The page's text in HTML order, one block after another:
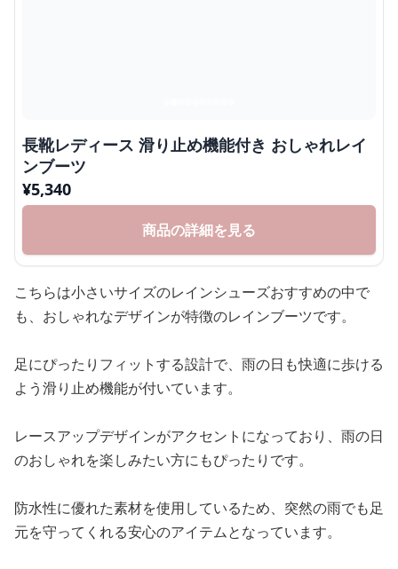
長靴レディース 滑り止め機能付き おしゃれレイ
ンブーツ
¥5,340
商品の詳細を見る
こちらは小さいサイズのレインシューズおすすめの中で
も、おしゃれなデザインが特徴のレインブーツです。
足にぴったりフィットする設計で、雨の日も快適に歩ける
よう滑り止め機能が付いています。
レースアップデザインがアクセントになっており、雨の日
のおしゃれを楽しみたい方にもぴったりです。
防水性に優れた素材を使用しているため、突然の雨でも足
元を守ってくれる安心のアイテムとなっています。